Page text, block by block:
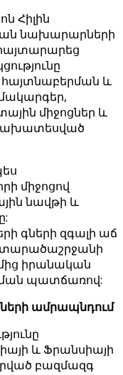
Հիլին
նախարարների
հայտնաբերման և
միջոցներ և
միջոցով
նավթի և
գների զգալի աճ
տարածաշրջանի
իրանական
պատճառով:
ամրապնդում
և Ֆրանսիայի
բազմազգ